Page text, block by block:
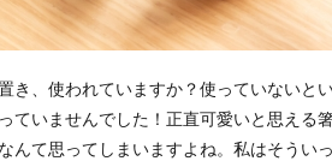
き、使われていますか？使っていないと
ていませんでした！正直可愛いと思える
んて思ってしまいますよね。私はそうい